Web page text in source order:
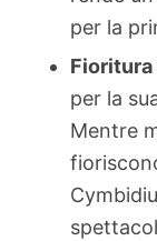
per la
per la
Mentre